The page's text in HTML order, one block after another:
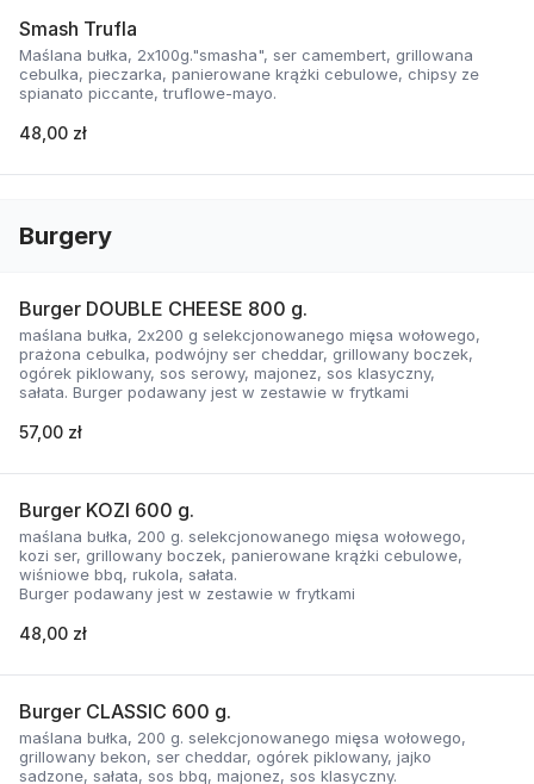
Smash Trufla
Maślana bułka, 2x100g."smasha", ser camembert, grillowana
cebulka, pieczarka, panierowane krążki cebulowe, chipsy ze
spianato piccante, truflowe-mayo.
48,00 zł
Burgery
Burger DOUBLE CHEESE 800 g.
maślana bułka, 2x200 g selekcjonowanego mięsa wołowego,
prażona cebulka, podwójny ser cheddar, grillowany boczek,
ogórek piklowany, sos serowy, majonez, sos klasyczny,
sałata. Burger podawany jest w zestawie w frytkami
57,00 zł
Burger KOZI 600 g.
maślana bułka, 200 g. selekcjonowanego mięsa wołowego,
kozi ser, grillowany boczek, panierowane krążki cebulowe,
wiśniowe bbq, rukola, sałata.
Burger podawany jest w zestawie w frytkami
48,00 zł
Burger CLASSIC 600 g.
maślana bułka, 200 g. selekcjonowanego mięsa wołowego,
grillowany bekon, ser cheddar, ogórek piklowany, jajko
sadzone, sałata, sos bbq, majonez, sos klasyczny.